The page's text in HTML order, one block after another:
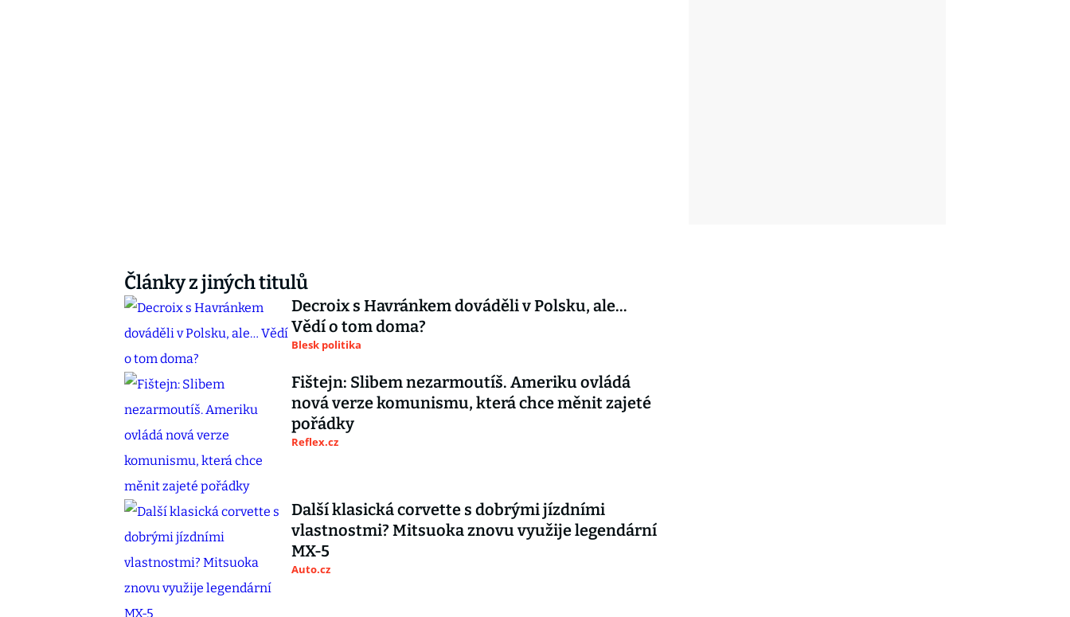
Články z jiných titulů
Decroix s Havránkem dováděli v Polsku, ale…
Vědí o tom doma?
Blesk politika
Fištejn: Slibem nezarmoutíš. Ameriku ovládá
nová verze komunismu, která chce měnit zajeté
pořádky
Reflex.cz
Další klasická corvette s dobrými jízdními
vlastnostmi? Mitsuoka znovu využije legendární
MX-5
Auto.cz